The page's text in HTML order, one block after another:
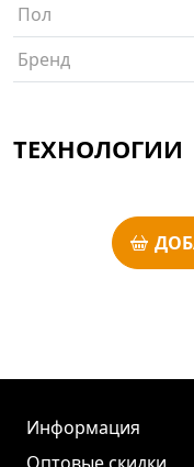
Пол
Бренд
ТЕХНОЛОГИИ
Информация